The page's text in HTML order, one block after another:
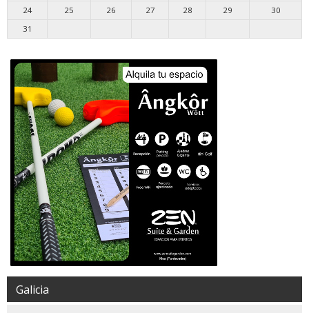
24
25 26 27 28 29
30
31
Galicia